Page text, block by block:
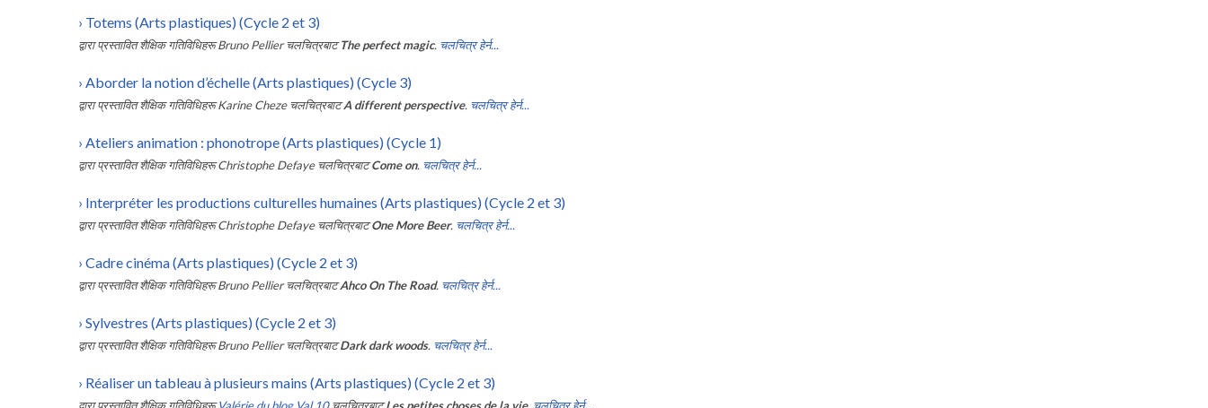
› Totems (Arts plastiques) (Cycle 2 et 3)
द्वारा प्रस्तावित शैक्षिक गतिविधिहरू Bruno Pellier चलचित्रबाट The perfect magic. चलचित्र हेर्न...
› Aborder la notion d’échelle (Arts plastiques) (Cycle 3)
द्वारा प्रस्तावित शैक्षिक गतिविधिहरू Karine Cheze चलचित्रबाट A different perspective. चलचित्र हेर्न...
› Ateliers animation : phonotrope (Arts plastiques) (Cycle 1)
द्वारा प्रस्तावित शैक्षिक गतिविधिहरू Christophe Defaye चलचित्रबाट Come on. चलचित्र हेर्न...
› Interpréter les productions culturelles humaines (Arts plastiques) (Cycle 2 et 3)
द्वारा प्रस्तावित शैक्षिक गतिविधिहरू Christophe Defaye चलचित्रबाट One More Beer. चलचित्र हेर्न...
› Cadre cinéma (Arts plastiques) (Cycle 2 et 3)
द्वारा प्रस्तावित शैक्षिक गतिविधिहरू Bruno Pellier चलचित्रबाट Ahco On The Road. चलचित्र हेर्न...
› Sylvestres (Arts plastiques) (Cycle 2 et 3)
द्वारा प्रस्तावित शैक्षिक गतिविधिहरू Bruno Pellier चलचित्रबाट Dark dark woods. चलचित्र हेर्न...
› Réaliser un tableau à plusieurs mains (Arts plastiques) (Cycle 2 et 3)